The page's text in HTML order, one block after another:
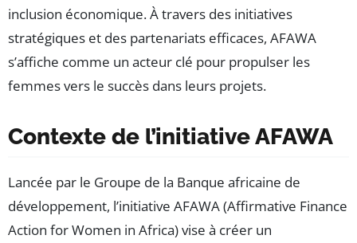
inclusion économique. À travers des initiatives
stratégiques et des partenariats efficaces, AFAWA
s’affiche comme un acteur clé pour propulser les
femmes vers le succès dans leurs projets.
Contexte de l’initiative AFAWA
Lancée par le Groupe de la Banque africaine de
développement, l’initiative AFAWA (Affirmative Finance
Action for Women in Africa) vise à créer un